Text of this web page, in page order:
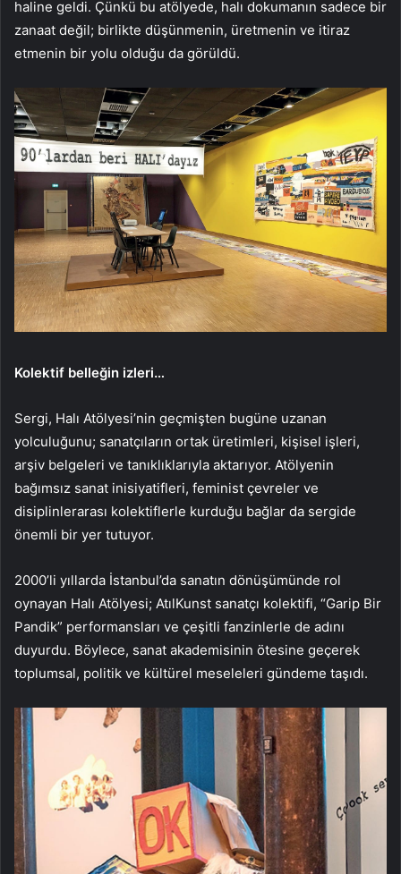
haline geldi. Çünkü bu atölyede, halı dokumanın sadece bir
zanaat değil; birlikte düşünmenin, üretmenin ve itiraz
etmenin bir yolu olduğu da görüldü.
Kolektif belleğin izleri…
Sergi, Halı Atölyesi’nin geçmişten bugüne uzanan
yolculuğunu; sanatçıların ortak üretimleri, kişisel işleri,
arşiv belgeleri ve tanıklıklarıyla aktarıyor. Atölyenin
bağımsız sanat inisiyatifleri, feminist çevreler ve
disiplinlerarası kolektiflerle kurduğu bağlar da sergide
önemli bir yer tutuyor.
2000’li yıllarda İstanbul’da sanatın dönüşümünde rol
oynayan Halı Atölyesi; AtılKunst sanatçı kolektifi, “Garip Bir
Pandik” performansları ve çeşitli fanzinlerle de adını
duyurdu. Böylece, sanat akademisinin ötesine geçerek
toplumsal, politik ve kültürel meseleleri gündeme taşıdı.